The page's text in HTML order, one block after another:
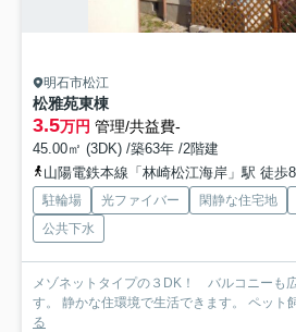
明石市松江
松雅苑東棟
3.5万円 管理/共益費-
45.00㎡ (3DK) /築63年 /2階建
山陽電鉄本線「林崎松江海岸」駅 徒歩
駐輪場 光ファイバー 閑静な住宅地
公共下水
メゾネットタイプの３DK！ バルコニーも
す。 静かな住環境で生活できます。 ペット
る